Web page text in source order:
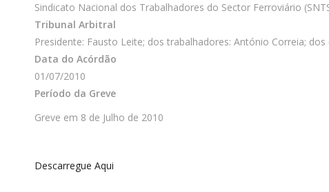
Sindicato Nacional dos Trabalhadores do Sector Ferroviário
Tribunal Arbitral
Presidente: Fausto Leite; dos trabalhadores: António Correia;
Data do Acórdão
01/07/2010
Período da Greve
Greve em 8 de Julho de 2010
Descarregue Aqui